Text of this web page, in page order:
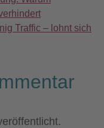
Traffic – lohnt sich